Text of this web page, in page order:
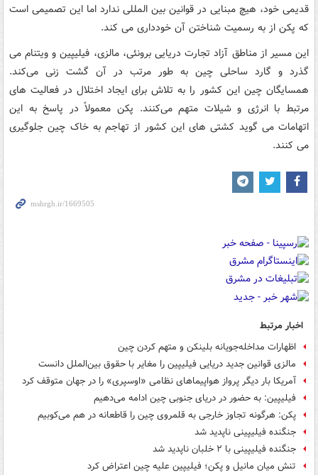
قدیمی خود، هیچ مبنایی در قوانین بین المللی ندارد اما این تصمیمی است
که پکن از به رسمیت شناختن آن خودداری می کند.
این مسیر از مناطق آزاد تجارت دریایی برونئی، مالزی، فیلیپین و ویتنام می
گذرد و گارد ساحلی چین به طور مرتب در آن گشت زنی می‌کند.
همسایگان چین این کشور را به تلاش برای ایجاد اختلال در فعالیت های
مرتبط با انرژی و شیلات متهم می‌کنند. پکن معمولاً در پاسخ به این
اتهامات می گوید کشتی های این کشور از تهاجم به خاک چین جلوگیری
می کنند.
اخبار مرتبط
اظهارات مداخله‌جویانه بلینکن و متهم کردن چین
مالزی قوانین جدید دریایی فیلیپین را مغایر با حقوق بین‌الملل دانست
آمریکا بار دیگر پرواز هواپیماهای نظامی «اوسپری» را در جهان متوقف کرد
فیلیپین: به حضور در دریای جنوبی چین ادامه می‌دهیم
پکن: هرگونه تجاوز خارجی به قلمروی چین را قاطعانه در هم می‌کوبیم
جنگنده فیلیپینی ناپدید شد
جنگنده فیلیپینی با ۲ خلبان ناپدید شد
تنش میان مانیل و پکن؛ فیلیپین علیه چین اعتراض کرد